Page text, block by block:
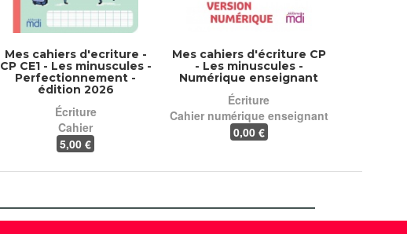
Mes cahiers d'ecriture -
CP CE1 - Les minuscules -
Perfectionnement -
édition 2026
Écriture
Cahier
5,00 €
Mes cahiers d'écriture CP
- Les minuscules -
Numérique enseignant
Écriture
Cahier numérique enseignant
0,00 €